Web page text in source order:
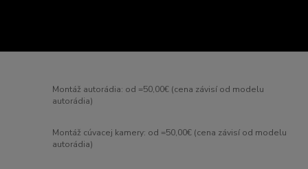
Montáž autorádia: od =50,00€ (cena závisí od modelu
autorádia)
Montáž cúvacej kamery: od =50,00€ (cena závisí od modelu
autorádia)